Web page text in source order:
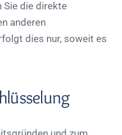
Sie die direkte
anderen
dies nur, soweit es